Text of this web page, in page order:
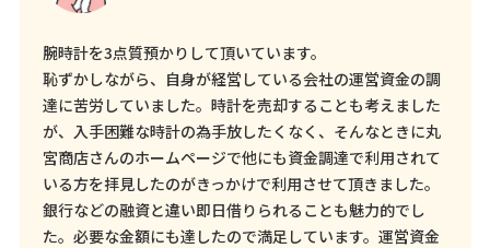
腕時計を3点質預かりして頂いています。
恥ずかしながら、自身が経営している会社の運営資金の調
達に苦労していました。時計を売却することも考えました
が、入手困難な時計の為手放したくなく、そんなときに丸
宮商店さんのホームページで他にも資金調達で利用されて
いる方を拝見したのがきっかけで利用させて頂きました。
銀行などの融資と違い即日借りられることも魅力的でし
た。必要な金額にも達したので満足しています。運営資金